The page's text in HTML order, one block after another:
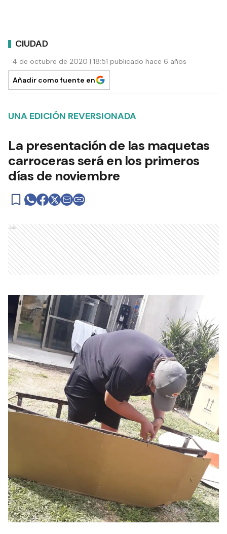
CIUDAD
4 de octubre de 2020 | 18:51 publicado hace 6 años
Añadir como fuente en
UNA EDICIÓN REVERSIONADA
La presentación de las maquetas
carroceras será en los primeros
días de noviembre
Ads